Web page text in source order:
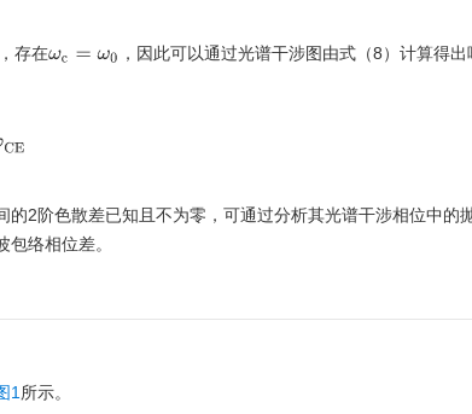
存在ωc =ω 0 ，因此可以通过光谱干涉图由式（8）计算得出
2阶色散差已知且不为零，可通过分析其光谱干涉相位中的
络相位差。
1 所示。